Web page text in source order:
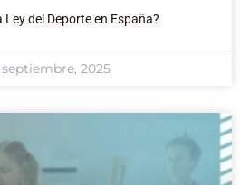
Ley del Deporte en España?
septiembre, 2025